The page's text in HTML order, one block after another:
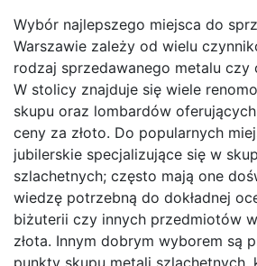
Wybór najlepszego miejsca do
Warszawie zależy od wielu
rodzaj sprzedawanego metalu czy
W stolicy znajduje się wiele
skupu oraz lombardów
ceny za złoto. Do popularnych
jubilerskie specjalizujące się w
szlachetnych; często mają one
wiedzę potrzebną do dokładnej
biżuterii czy innych przedmiotów
złota. Innym dobrym wyborem są
punkty skupu metali szlachetnych,